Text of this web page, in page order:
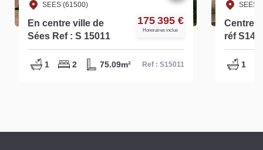
SEES (61500)
En centre ville de
Sées Ref : S 15011
175 395 €
Honoraires inclus
1 2 75.09m² Ref : S15011
SEES
Centre-
réf
1